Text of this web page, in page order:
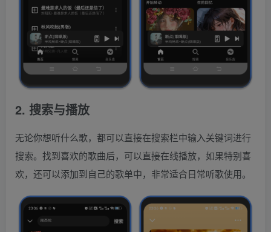
2. 搜索与播放
无论你想听什么歌，都可以直接在搜索栏中输入关键词进行
搜索。找到喜欢的歌曲后，可以直接在线播放，如果特别喜
欢，还可以添加到自己的歌单中，非常适合日常听歌使用。